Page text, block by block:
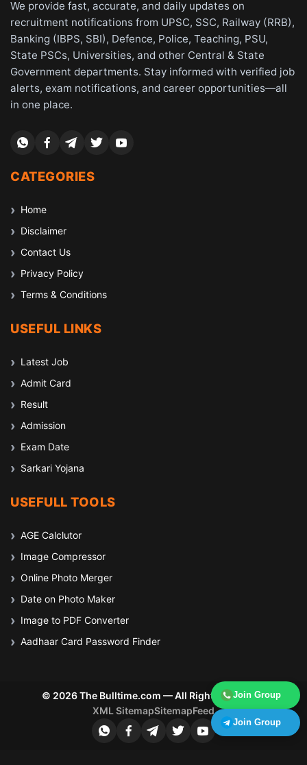
Join Group
Join Group
We provide fast, accurate, and daily updates on
recruitment notifications from UPSC, SSC, Railway (RRB),
Banking (IBPS, SBI), Defence, Police, Teaching, PSU,
State PSCs, Universities, and other Central & State
Government departments. Stay informed with verified job
alerts, exam notifications, and career opportunities—all
in one place.
CATEGORIES
Home
Disclaimer
Contact Us
Privacy Policy
Terms & Conditions
USEFUL LINKS
Latest Job
Admit Card
Result
Admission
Exam Date
Sarkari Yojana
USEFULL TOOLS
AGE Calclutor
Image Compressor
Online Photo Merger
Date on Photo Maker
Image to PDF Converter
Aadhaar Card Password Finder
© 2026 The Bulltime.com — All Rights Reserved
XML SitemapSitemapFeed